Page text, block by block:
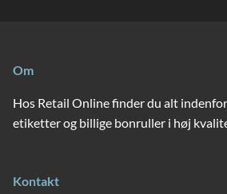
Om
Hos Retail Online finder du alt
etiketter og billige bonruller i høj
Kontakt